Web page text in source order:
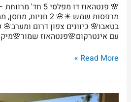
מרפסות שמש ☀🌸 2
עם אינטרקום🌸פנטהאוז
Read More »
בקריית